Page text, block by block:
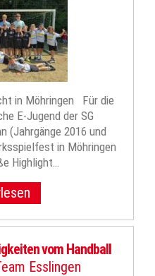
in Möhringen Für die
E-Jugend der SG
(Jahrgänge 2016 und
in Möhringen
Highlight…
vom Handball
Esslingen